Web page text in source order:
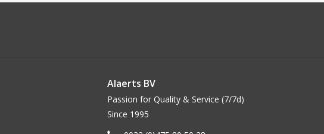
Alaerts BV
Passion for Quality & Service (7/7d)
Since 1995